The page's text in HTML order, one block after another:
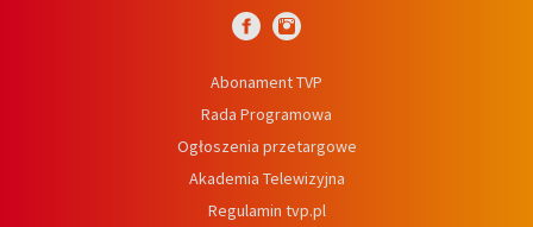
Abonament TVP
Rada Programowa
Ogłoszenia przetargowe
Akademia Telewizyjna
Regulamin tvp.pl